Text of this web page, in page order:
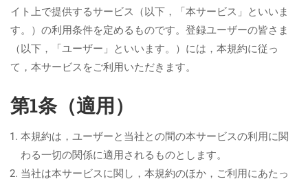
イト上で提供するサービス（以下，「本サービス」といいま
す。）の利用条件を定めるものです。登録ユーザーの皆さま
（以下，「ユーザー」といいます。）には，本規約に従っ
て，本サービスをご利用いただきます。
第1条（適用）
本規約は，ユーザーと当社との間の本サービスの利用に関
わる一切の関係に適用されるものとします。
当社は本サービスに関し，本規約のほか，ご利用にあたっ